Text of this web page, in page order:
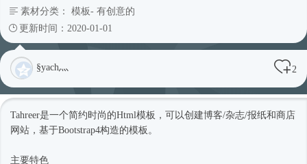
素材分类： 模板- 有创意的
更新时间：2020-01-01
§yach灬 2
Tahreer是一个简约 时尚 的Html模板 ，可以创建博客/杂志/报纸和商店
网站，基于Bootstrap4构造的模板。
主要特色